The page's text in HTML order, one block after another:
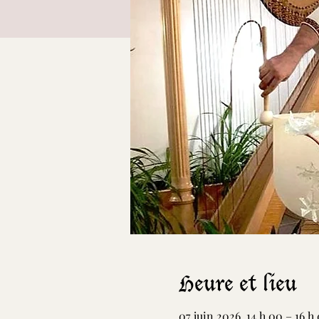
Heure et lieu
07 juin 2026, 14 h 00 – 16 h